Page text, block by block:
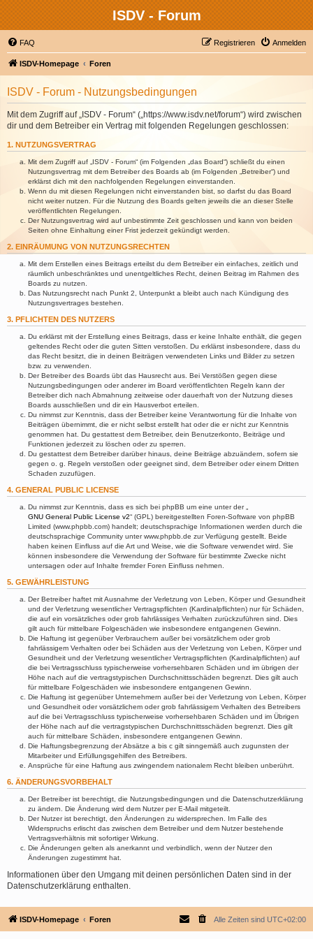
ISDV - Forum
FAQ Anmelden
Registrieren
ISDV-Homepage Foren
ISDV - Forum - Nutzungsbedingungen
Mit dem Zugriff auf „ISDV - Forum“ („https://www.isdv.net/forum“) wird zwischen
dir und dem Betreiber ein Vertrag mit folgenden Regelungen geschlossen:
1. NUTZUNGSVERTRAG
Mit dem Zugriff auf „ISDV - Forum“ (im Folgenden „das Board“) schließt du einen
Nutzungsvertrag mit dem Betreiber des Boards ab (im Folgenden „Betreiber“) und
erklärst dich mit den nachfolgenden Regelungen einverstanden.
Wenn du mit diesen Regelungen nicht einverstanden bist, so darfst du das Board
nicht weiter nutzen. Für die Nutzung des Boards gelten jeweils die an dieser Stelle
veröffentlichten Regelungen.
Der Nutzungsvertrag wird auf unbestimmte Zeit geschlossen und kann von beiden
Seiten ohne Einhaltung einer Frist jederzeit gekündigt werden.
2. EINRÄUMUNG VON NUTZUNGSRECHTEN
Mit dem Erstellen eines Beitrags erteilst du dem Betreiber ein einfaches, zeitlich und
räumlich unbeschränktes und unentgeltliches Recht, deinen Beitrag im Rahmen des
Boards zu nutzen.
Das Nutzungsrecht nach Punkt 2, Unterpunkt a bleibt auch nach Kündigung des
Nutzungsvertrages bestehen.
3. PFLICHTEN DES NUTZERS
Du erklärst mit der Erstellung eines Beitrags, dass er keine Inhalte enthält, die gegen
geltendes Recht oder die guten Sitten verstoßen. Du erklärst insbesondere, dass du
das Recht besitzt, die in deinen Beiträgen verwendeten Links und Bilder zu setzen
bzw. zu verwenden.
Der Betreiber des Boards übt das Hausrecht aus. Bei Verstößen gegen diese
Nutzungsbedingungen oder anderer im Board veröffentlichten Regeln kann der
Betreiber dich nach Abmahnung zeitweise oder dauerhaft von der Nutzung dieses
Boards ausschließen und dir ein Hausverbot erteilen.
Du nimmst zur Kenntnis, dass der Betreiber keine Verantwortung für die Inhalte von
Beiträgen übernimmt, die er nicht selbst erstellt hat oder die er nicht zur Kenntnis
genommen hat. Du gestattest dem Betreiber, dein Benutzerkonto, Beiträge und
Funktionen jederzeit zu löschen oder zu sperren.
Du gestattest dem Betreiber darüber hinaus, deine Beiträge abzuändern, sofern sie
gegen o. g. Regeln verstoßen oder geeignet sind, dem Betreiber oder einem Dritten
Schaden zuzufügen.
4. GENERAL PUBLIC LICENSE
Du nimmst zur Kenntnis, dass es sich bei phpBB um eine unter der „
GNU General Public License v2“ (GPL) bereitgestellten Foren-Software von phpBB
Limited (www.phpbb.com) handelt; deutschsprachige Informationen werden durch die
deutschsprachige Community unter www.phpbb.de zur Verfügung gestellt. Beide
haben keinen Einfluss auf die Art und Weise, wie die Software verwendet wird. Sie
können insbesondere die Verwendung der Software für bestimmte Zwecke nicht
untersagen oder auf Inhalte fremder Foren Einfluss nehmen.
5. GEWÄHRLEISTUNG
Der Betreiber haftet mit Ausnahme der Verletzung von Leben, Körper und Gesundheit
und der Verletzung wesentlicher Vertragspflichten (Kardinalpflichten) nur für Schäden,
die auf ein vorsätzliches oder grob fahrlässiges Verhalten zurückzuführen sind. Dies
gilt auch für mittelbare Folgeschäden wie insbesondere entgangenen Gewinn.
Die Haftung ist gegenüber Verbrauchern außer bei vorsätzlichem oder grob
fahrlässigem Verhalten oder bei Schäden aus der Verletzung von Leben, Körper und
Gesundheit und der Verletzung wesentlicher Vertragspflichten (Kardinalpflichten) auf
die bei Vertragsschluss typischerweise vorhersehbaren Schäden und im übrigen der
Höhe nach auf die vertragstypischen Durchschnittsschäden begrenzt. Dies gilt auch
für mittelbare Folgeschäden wie insbesondere entgangenen Gewinn.
Die Haftung ist gegenüber Unternehmern außer bei der Verletzung von Leben, Körper
und Gesundheit oder vorsätzlichem oder grob fahrlässigem Verhalten des Betreibers
auf die bei Vertragsschluss typischerweise vorhersehbaren Schäden und im Übrigen
der Höhe nach auf die vertragstypischen Durchschnittsschäden begrenzt. Dies gilt
auch für mittelbare Schäden, insbesondere entgangenen Gewinn.
Die Haftungsbegrenzung der Absätze a bis c gilt sinngemäß auch zugunsten der
Mitarbeiter und Erfüllungsgehilfen des Betreibers.
Ansprüche für eine Haftung aus zwingendem nationalem Recht bleiben unberührt.
6. ÄNDERUNGSVORBEHALT
Der Betreiber ist berechtigt, die Nutzungsbedingungen und die Datenschutzerklärung
zu ändern. Die Änderung wird dem Nutzer per E-Mail mitgeteilt.
Der Nutzer ist berechtigt, den Änderungen zu widersprechen. Im Falle des
Widerspruchs erlischt das zwischen dem Betreiber und dem Nutzer bestehende
Vertragsverhältnis mit sofortiger Wirkung.
Die Änderungen gelten als anerkannt und verbindlich, wenn der Nutzer den
Änderungen zugestimmt hat.
Informationen über den Umgang mit deinen persönlichen Daten sind in der
Datenschutzerklärung enthalten.
ISDV-Homepage Foren Alle Zeiten sind UTC+02:00